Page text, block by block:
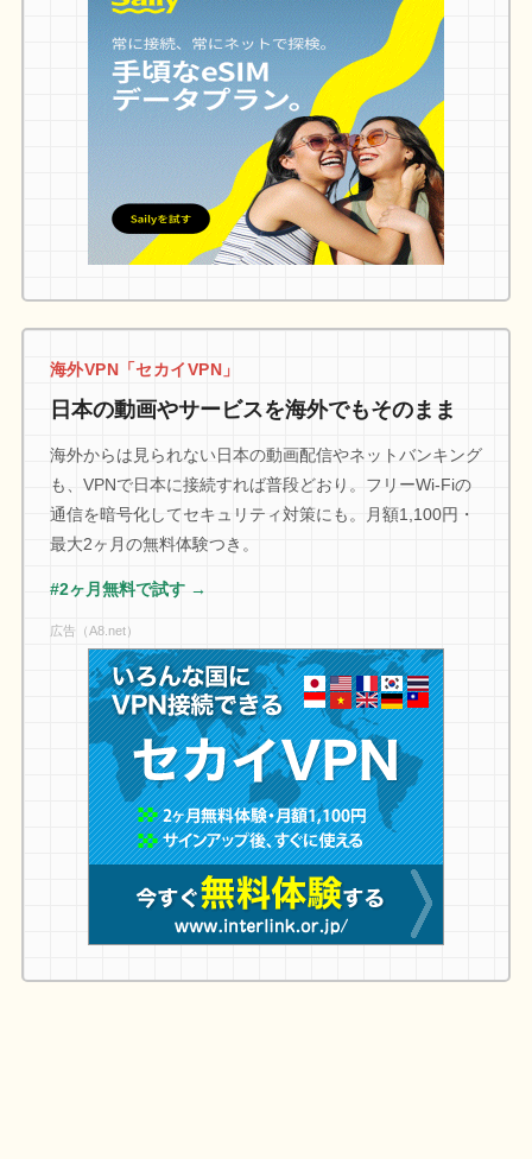
海外VPN「セカイVPN」
日本の動画やサービスを海外でもそのまま
海外からは見られない日本の動画配信やネットバンキング
も、VPNで日本に接続すれば普段どおり。フリーWi-Fiの
通信を暗号化してセキュリティ対策にも。月額1,100円・
最大2ヶ月の無料体験つき。
#2ヶ月無料で試す →
広告（A8.net）